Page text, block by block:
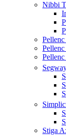
Nibbi
Stiga